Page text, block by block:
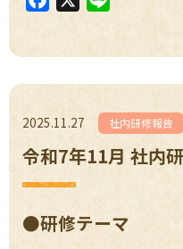
b
o
k
i
n
2025.11.27 社内研修報告
令和7年11月 社内
●研修テーマ